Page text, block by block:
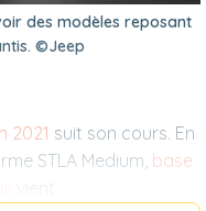
des modèles reposant
©Jeep
2021 suit son cours. En
STLA Medium, base